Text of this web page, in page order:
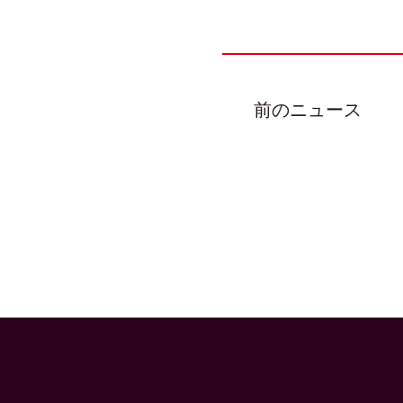
前のニュース